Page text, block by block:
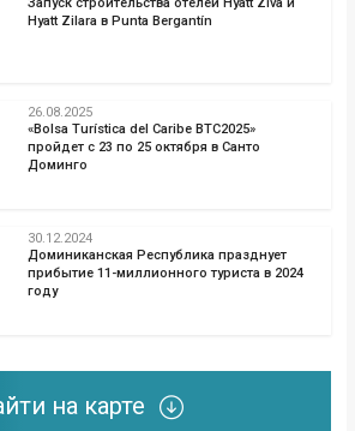
Запуск строительства отелей Hyatt Ziva и
Hyatt Zilara в Punta Bergantín
26.08.2025
«Bolsa Turística del Caribe BTC2025»
пройдет с 23 по 25 октября в Санто
Доминго
30.12.2024
Доминиканская Республика празднует
прибытие 11-миллионного туриста в 2024
году
на карте